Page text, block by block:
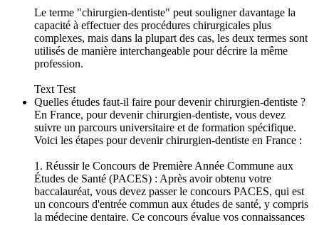
Le terme "chirurgien-dentiste" peut souligner davantage la
capacité à effectuer des procédures chirurgicales plus
complexes, mais dans la plupart des cas, les deux termes sont
utilisés de manière interchangeable pour décrire la même
profession.
Text Test
Quelles études faut-il faire pour devenir chirurgien-dentiste ?
En France, pour devenir chirurgien-dentiste, vous devez
suivre un parcours universitaire et de formation spécifique.
Voici les étapes pour devenir chirurgien-dentiste en France :
1. Réussir le Concours de Première Année Commune aux
Études de Santé (PACES) : Après avoir obtenu votre
baccalauréat, vous devez passer le concours PACES, qui est
un concours d'entrée commun aux études de santé, y compris
la médecine dentaire. Ce concours évalue vos connaissances